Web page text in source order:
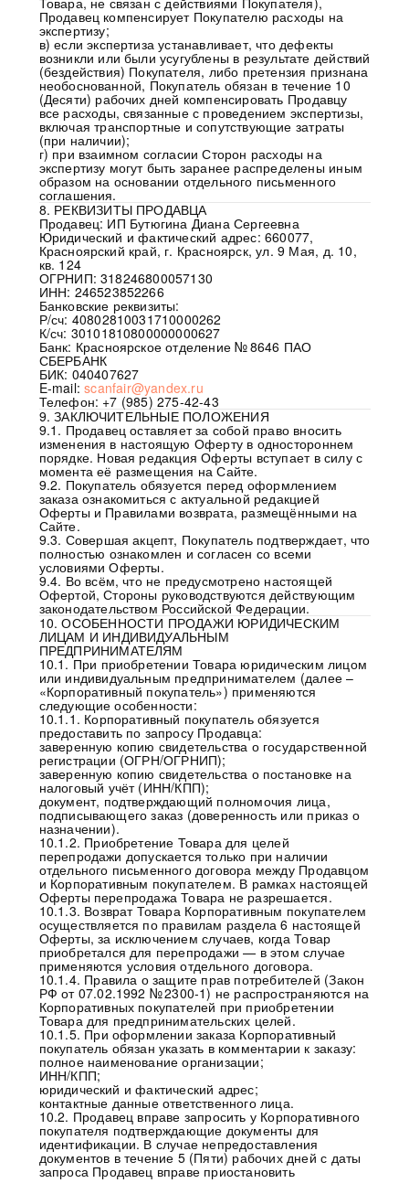
Продавец компенсирует Покупателю расходы на
экспертизу;
в) если экспертиза устанавливает, что дефекты
возникли или были усугублены в результате действий
(бездействия) Покупателя, либо претензия признана
необоснованной, Покупатель обязан в течение 10
(Десяти) рабочих дней компенсировать Продавцу
все расходы, связанные с проведением экспертизы,
включая транспортные и сопутствующие затраты
(при наличии);
г) при взаимном согласии Сторон расходы на
экспертизу могут быть заранее распределены иным
образом на основании отдельного письменного
соглашения.
8. РЕКВИЗИТЫ ПРОДАВЦА
Продавец: ИП Бутюгина Диана Сергеевна
Юридический и фактический адрес: 660077,
Красноярский край, г. Красноярск, ул. 9 Мая, д. 10,
кв. 124
ОГРНИП: 318246800057130
ИНН: 246523852266
Банковские реквизиты:
Р/сч: 40802810031710000262
К/сч: 30101810800000000627
Банк: Красноярское отделение № 8646 ПАО
СБЕРБАНК
БИК: 040407627
E-mail:scanfair@yandex.ru
Телефон: +7 (985) 275-42-43
9. ЗАКЛЮЧИТЕЛЬНЫЕ ПОЛОЖЕНИЯ
9.1. Продавец оставляет за собой право вносить
изменения в настоящую Оферту в одностороннем
порядке. Новая редакция Оферты вступает в силу с
момента её размещения на Сайте.
9.2. Покупатель обязуется перед оформлением
заказа ознакомиться с актуальной редакцией
Оферты и Правилами возврата, размещёнными на
Сайте.
9.3. Совершая акцепт, Покупатель подтверждает, что
полностью ознакомлен и согласен со всеми
условиями Оферты.
9.4. Во всём, что не предусмотрено настоящей
Офертой, Стороны руководствуются действующим
законодательством Российской Федерации.
10. ОСОБЕННОСТИ ПРОДАЖИ ЮРИДИЧЕСКИМ
ЛИЦАМ И ИНДИВИДУАЛЬНЫМ
ПРЕДПРИНИМАТЕЛЯМ
10.1. При приобретении Товара юридическим лицом
или индивидуальным предпринимателем (далее –
«Корпоративный покупатель») применяются
следующие особенности:
10.1.1. Корпоративный покупатель обязуется
предоставить по запросу Продавца:
заверенную копию свидетельства о государственной
регистрации (ОГРН/ОГРНИП);
заверенную копию свидетельства о постановке на
налоговый учёт (ИНН/КПП);
документ, подтверждающий полномочия лица,
подписывающего заказ (доверенность или приказ о
назначении).
10.1.2. Приобретение Товара для целей
перепродажи допускается только при наличии
отдельного письменного договора между Продавцом
и Корпоративным покупателем. В рамках настоящей
Оферты перепродажа Товара не разрешается.
10.1.3. Возврат Товара Корпоративным покупателем
осуществляется по правилам раздела 6 настоящей
Оферты, за исключением случаев, когда Товар
приобретался для перепродажи — в этом случае
применяются условия отдельного договора.
10.1.4. Правила о защите прав потребителей (Закон
РФ от 07.02.1992 № 2300‑1) не распространяются на
Корпоративных покупателей при приобретении
Товара для предпринимательских целей.
10.1.5. При оформлении заказа Корпоративный
покупатель обязан указать в комментарии к заказу:
полное наименование организации;
ИНН/КПП;
юридический и фактический адрес;
контактные данные ответственного лица.
10.2. Продавец вправе запросить у Корпоративного
покупателя подтверждающие документы для
идентификации. В случае непредоставления
документов в течение 5 (Пяти) рабочих дней с даты
запроса Продавец вправе приостановить